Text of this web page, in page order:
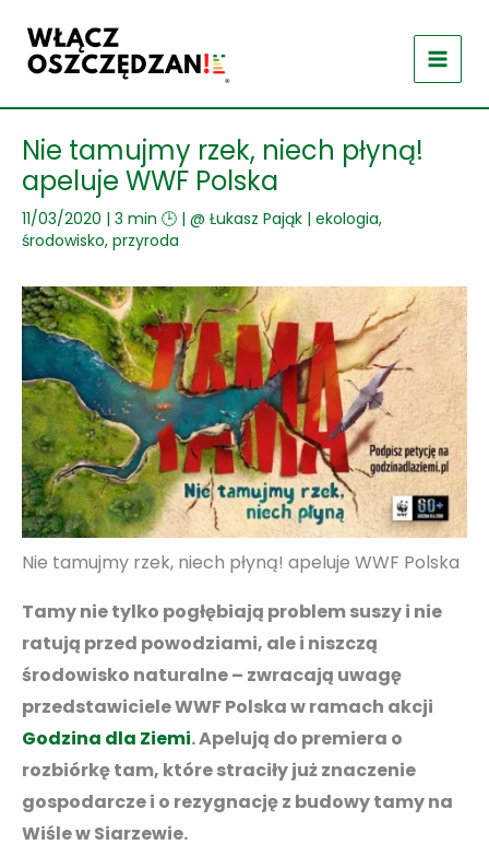
treści
Nie tamujmy rzek, niech płyną!
apeluje WWF Polska
11/03/2020 | 3 min 🕒 | @ Łukasz Pająk | ekologia,
środowisko, przyroda
Nie tamujmy rzek, niech płyną! apeluje WWF Polska
Tamy nie tylko pogłębiają problem suszy i nie
ratują przed powodziami, ale i niszczą
środowisko naturalne – zwracają uwagę
przedstawiciele WWF Polska w ramach akcji
Godzina dla Ziemi. Apelują do premiera o
rozbiórkę tam, które straciły już znaczenie
gospodarcze i o rezygnację z budowy tamy na
Wiśle w Siarzewie.